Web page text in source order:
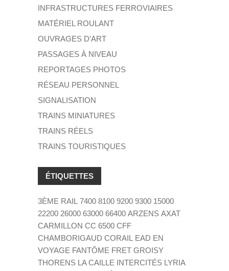
INFRASTRUCTURES FERROVIAIRES
MATÉRIEL ROULANT
OUVRAGES D'ART
PASSAGES À NIVEAU
REPORTAGES PHOTOS
RÉSEAU PERSONNEL
SIGNALISATION
TRAINS MINIATURES
TRAINS RÉELS
TRAINS TOURISTIQUES
ÉTIQUETTES
3ÈME RAIL 7400 8100 9200 9300 15000
22200 26000 63000 66400 ARZENS AXAT
CARMILLON CC 6500 CFF
CHAMBORIGAUD CORAIL EAD EN
VOYAGE FANTÔME FRET GROISY
THORENS LA CAILLE INTERCITÉS LYRIA